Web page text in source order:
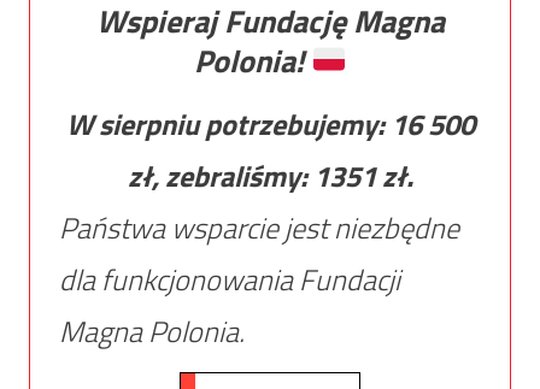
Wspieraj Fundację Magna
Polonia!
W sierpniu potrzebujemy: 16 500
zł, zebraliśmy: 1351zł.
Państwa wsparcie jest niezbędne
dla funkcjonowania Fundacji
Magna Polonia.